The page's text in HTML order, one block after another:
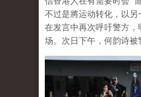
不过是將运动转化，以
在发言中再次呼吁警方
场。次日下午，何韵诗被